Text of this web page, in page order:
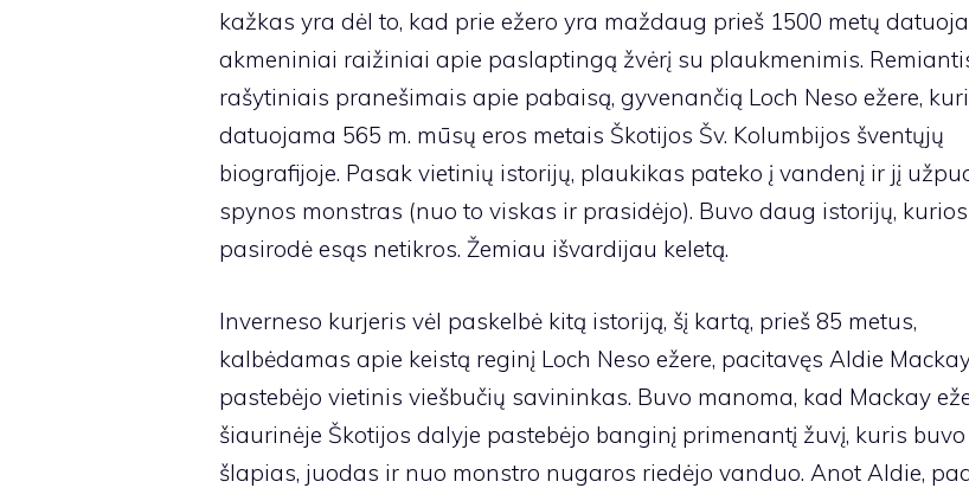
kažkas yra dėl to, kad prie ežero yra maždaug prieš 1500 metų
akmeniniai raižiniai apie paslaptingą žvėrį su plaukmenimis.
rašytiniais pranešimais apie pabaisą, gyvenančią Loch Neso ežere, kuri
datuojama 565 m. mūsų eros metais Škotijos Šv. Kolumbijos šventųjų
biografijoje. Pasak vietinių istorijų, plaukikas pateko į vandenį ir jį
spynos monstras (nuo to viskas ir prasidėjo). Buvo daug istorijų, kurios
pasirodė esąs netikros. Žemiau išvardijau keletą.
Inverneso kurjeris vėl paskelbė kitą istoriją, šį kartą, prieš 85 metus,
kalbėdamas apie keistą reginį Loch Neso ežere, pacitavęs Aldie
pastebėjo vietinis viešbučių savininkas. Buvo manoma, kad Mackay
šiaurinėje Škotijos dalyje pastebėjo banginį primenantį žuvį, kuris buvo
šlapias, juodas ir nuo monstro nugaros riedėjo vanduo. Anot Aldie,